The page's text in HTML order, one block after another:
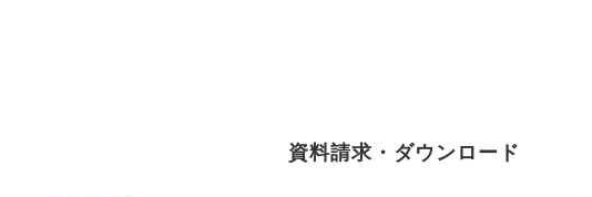
資料請求・ダウンロード